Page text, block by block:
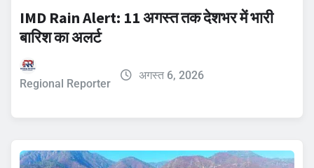
IMD Rain Alert: 11 अगस्त तक देशभर में भारी
बारिश का अलर्ट
Regional Reporter
अगस्त 6, 2026